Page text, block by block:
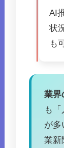
AI
状
も
業界
も
が多
業新